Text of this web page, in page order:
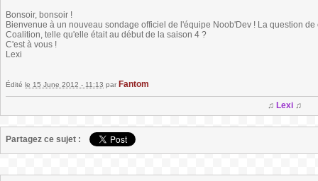
Bonsoir, bonsoir !
Bienvenue à un nouveau sondage officiel de l'équipe Noob'Dev ! La question
Coalition, telle qu'elle était au début de la saison 4 ?
C'est à vous !
Lexi
Édité le 15 June 2012 - 11:13 par Fantom
♫ Lexi ♫
Partagez ce sujet :